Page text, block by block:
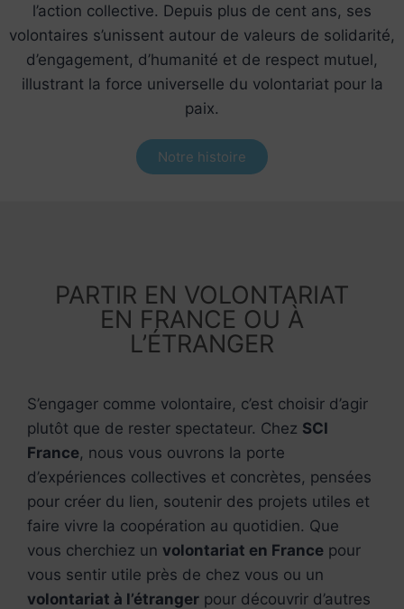
l’action collective. Depuis plus de cent ans, ses
volontaires s’unissent autour de valeurs de solidarité,
d’engagement, d’humanité et de respect mutuel,
illustrant la force universelle du volontariat pour la
paix.
Notre histoire
PARTIR EN VOLONTARIAT
EN FRANCE OU À
L’ÉTRANGER
S’engager comme volontaire, c’est choisir d’agir
plutôt que de rester spectateur. Chez SCI
France, nous vous ouvrons la porte
d’expériences collectives et concrètes, pensées
pour créer du lien, soutenir des projets utiles et
faire vivre la coopération au quotidien. Que
vous cherchiez un volontariat en France pour
vous sentir utile près de chez vous ou un
volontariat à l’étranger pour découvrir d’autres